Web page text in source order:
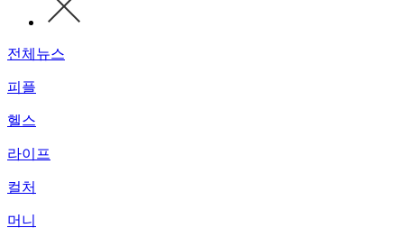
전체뉴스
피플
헬스
라이프
컬처
머니